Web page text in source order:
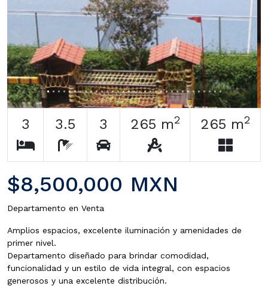
3 3.5 3 265 m2 265 m2
$8,500,000 MXN
Departamento en Venta
Amplios espacios, excelente iluminación y amenidades de
primer nivel.
Departamento diseñado para brindar comodidad,
funcionalidad y un estilo de vida integral, con espacios
generosos y una excelente distribución.